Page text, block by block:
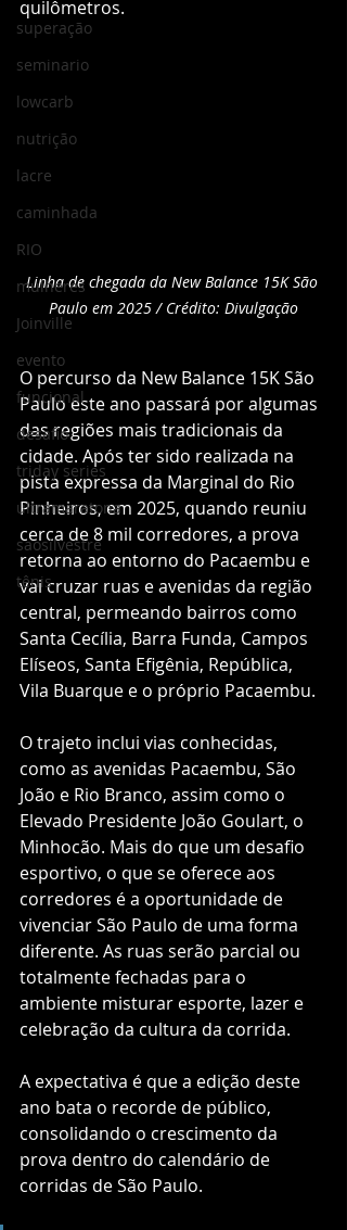
superação
seminario
lowcarb
nutrição
lacre
caminhada
RIO
mulheres
Joinville
evento
funcional
desafio
triday series
ultramaratona
saosilvestre
tênis
quilômetros.
Linha de chegada da New Balance 15K São
Paulo em 2025 / Crédito: Divulgação
O percurso da New Balance 15K São
Paulo este ano passará por algumas
das regiões mais tradicionais da
cidade. Após ter sido realizada na
pista expressa da Marginal do Rio
Pinheiros, em 2025, quando reuniu
cerca de 8 mil corredores, a prova
retorna ao entorno do Pacaembu e
vai cruzar ruas e avenidas da região
central, permeando bairros como
Santa Cecília, Barra Funda, Campos
Elíseos, Santa Efigênia, República,
Vila Buarque e o próprio Pacaembu.
O trajeto inclui vias conhecidas,
como as avenidas Pacaembu, São
João e Rio Branco, assim como o
Elevado Presidente João Goulart, o
Minhocão. Mais do que um desafio
esportivo, o que se oferece aos
corredores é a oportunidade de
vivenciar São Paulo de uma forma
diferente. As ruas serão parcial ou
totalmente fechadas para o
ambiente misturar esporte, lazer e
celebração da cultura da corrida.
A expectativa é que a edição deste
ano bata o recorde de público,
consolidando o crescimento da
prova dentro do calendário de
corridas de São Paulo.